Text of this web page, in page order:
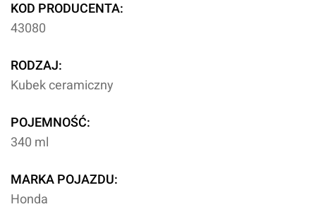
KOD PRODUCENTA:
43080
RODZAJ:
Kubek ceramiczny
POJEMNOŚĆ:
340 ml
MARKA POJAZDU:
Honda